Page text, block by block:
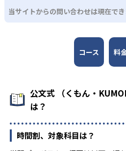
当サイトからの問い合わせは現在で
コース 料
公文式 （くもん・
は？
時間割、対象科目は？